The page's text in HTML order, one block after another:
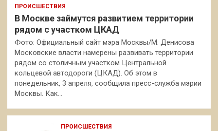
ПРОИСШЕСТВИЯ
В Москве займутся развитием территории
рядом с участком ЦКАД
Фото: Официальный сайт мэра Москвы/М. Денисова
Московские власти намерены развивать территории
рядом со столичным участком Центральной
кольцевой автодороги (ЦКАД). Об этом в
понедельник, 3 апреля, сообщила пресс-служба мэрии
Москвы. Как…
ПРОИСШЕСТВИЯ